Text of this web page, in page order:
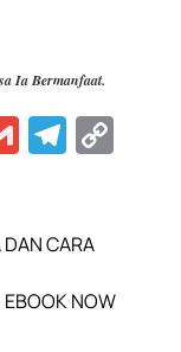
Ia Bermanfaat.
G T
gr
a
m
Li
CARA
EBOOK NOW